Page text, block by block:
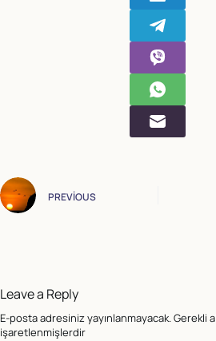
PREVIOUS
Leave a Reply
E-posta adresiniz yayınlanmayacak.Gerekli
işaretlenmişlerdir